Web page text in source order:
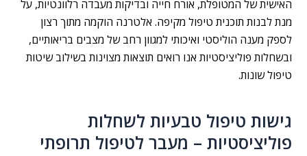
האישית של המטופלת, אורח חייה ובדיקות מעבדה רלוונטיות, על
מנת לבנות תוכנית טיפול מקיפה. אלטרנה הוקמה מתוך רצון
לספק מענה הוליסטי ואיכותי למגוון רחב של מצבים בריאותיים,
ובשחלות פוליציסטיות אנו רואים תוצאות מצוינות בשילוב שיטות
טיפול שונות.
גישות טיפול טבעיות לשחלות
פוליציסטיות – מעבר לטיפול תרופתי